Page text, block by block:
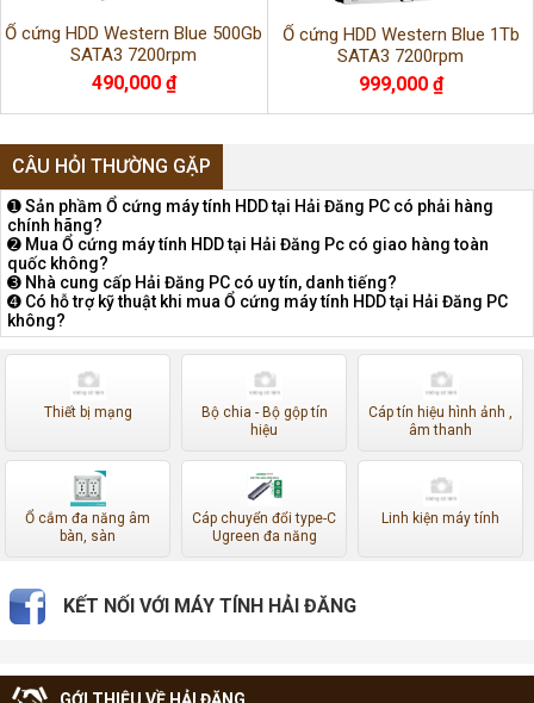
Ổ cứng HDD Western Blue 500Gb
SATA3 7200rpm
490,000 ₫
Ổ cứng HDD Western Blue 1Tb
SATA3 7200rpm
999,000 ₫
CÂU HỎI THƯỜNG GẶP
➊ Sản phầm Ổ cứng máy tính HDD tại Hải Đăng PC có phải hàng
chính hãng?
➋ Mua Ổ cứng máy tính HDD tại Hải Đăng Pc có giao hàng toàn
quốc không?
➌ Nhà cung cấp Hải Đăng PC có uy tín, danh tiếng?
➍ Có hỗ trợ kỹ thuật khi mua Ổ cứng máy tính HDD tại Hải Đăng PC
không?
Thiết bị mạng
Bộ chia - Bộ gộp tín
hiệu
Cáp tín hiệu hình ảnh ,
âm thanh
Ổ cắm đa năng âm
bàn, sàn
Cáp chuyển đổi type-C
Ugreen đa năng
Linh kiện máy tính
KẾT NỐI VỚI MÁY TÍNH HẢI ĐĂNG